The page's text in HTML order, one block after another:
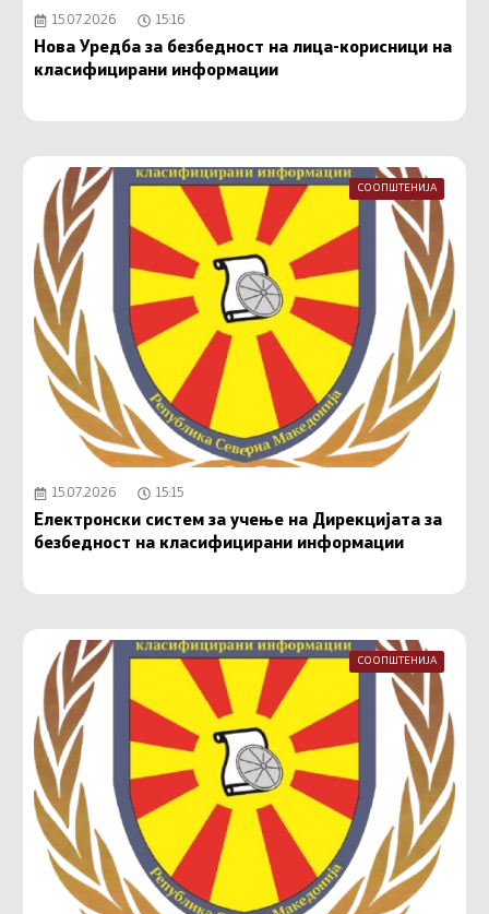
15.07.2026 15:16
Нова Уредба за безбедност на лица-корисници на
класифицирани информации
СООПШТЕНИЈА
15.07.2026 15:15
Електронски систем за учење на Дирекцијата за
безбедност на класифицирани информации
СООПШТЕНИЈА